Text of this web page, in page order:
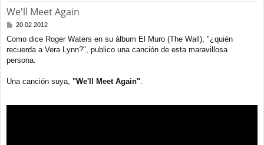
We'll Meet Again
M
n
s
a
20 02 2012
Como dice Roger Waters en su álbum El Muro (The Wall), "¿quién
recuerda a Vera Lynn?", publico una canción de esta maravillosa
persona.
Una canción suya, "We'll Meet Again".